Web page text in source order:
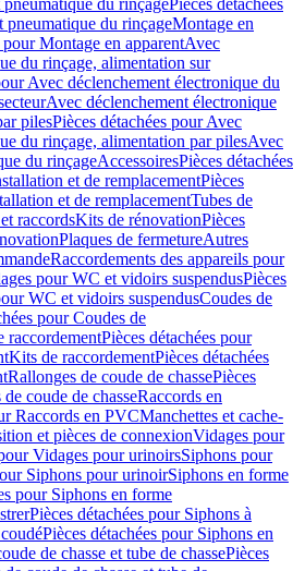
du rinçagePièces détachées
pneumatique du rinçageMontage en
pour Montage en apparentAvec
du rinçage, alimentation sur
Avec déclenchement électronique du
Avec déclenchement électronique
pilesPièces détachées pour Avec
du rinçage, alimentation par pilesAvec
du rinçageAccessoiresPièces détachées
et de remplacementPièces
et de remplacementTubes de
raccordsKits de rénovationPièces
Plaques de fermetureAutres
Raccordements des appareils pour
pour WC et vidoirs suspendusPièces
WC et vidoirs suspendusCoudes de
pour Coudes de
raccordementPièces détachées pour
Kits de raccordementPièces détachées
Rallonges de coude de chassePièces
coude de chasseRaccords en
Raccords en PVCManchettes et cache-
et pièces de connexionVidages pour
Vidages pour urinoirsSiphons pour
Siphons pour urinoirSiphons en forme
pour Siphons en forme
Pièces détachées pour Siphons à
Pièces détachées pour Siphons en
de chasse et tube de chassePièces